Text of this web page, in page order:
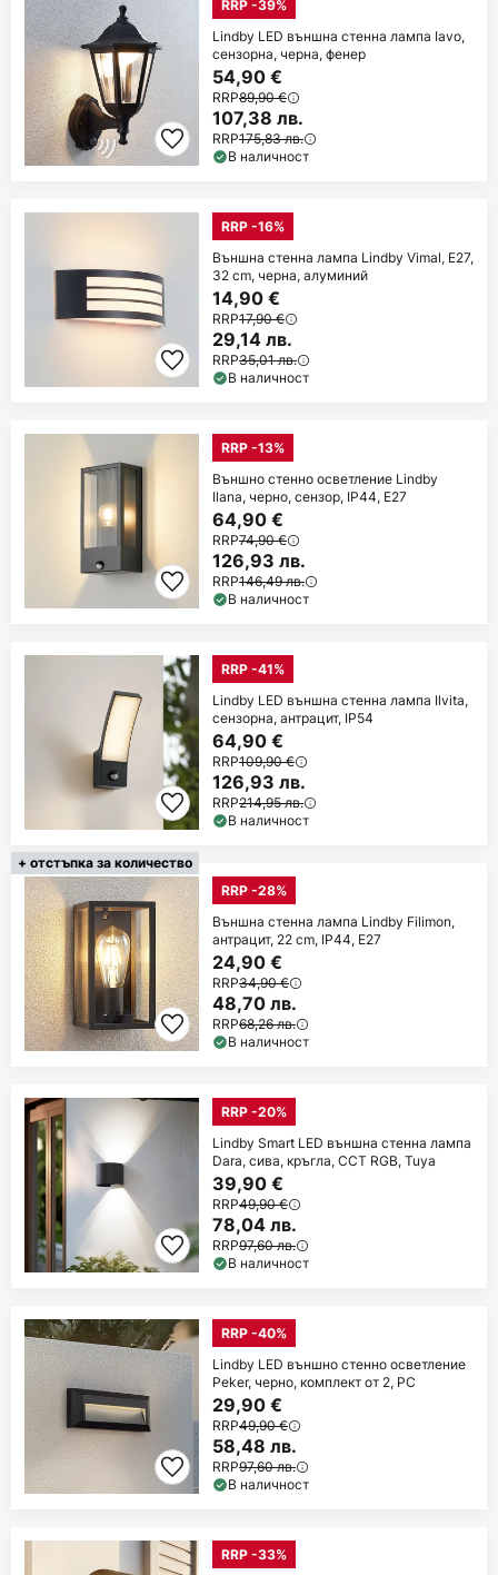
RRP -39%
Lindby LED външна стенна лампа Iavo,
сензорна, черна, фенер
54,90 €
RRP89,90 €
107,38 лв.
RRP175,83 лв.
В наличност
RRP -16%
Външна стенна лампа Lindby Vimal, E27,
32 cm, черна, алуминий
14,90 €
RRP17,90 €
29,14 лв.
RRP35,01 лв.
В наличност
RRP -13%
Външно стенно осветление Lindby
Ilana, черно, сензор, IP44, E27
64,90 €
RRP74,90 €
126,93 лв.
RRP146,49 лв.
В наличност
RRP -41%
Lindby LED външна стенна лампа Ilvita,
сензорна, антрацит, IP54
64,90 €
RRP109,90 €
126,93 лв.
RRP214,95 лв.
В наличност
+ отстъпка за количество
RRP -28%
Външна стенна лампа Lindby Filimon,
антрацит, 22 cm, IP44, E27
24,90 €
RRP34,90 €
48,70 лв.
RRP68,26 лв.
В наличност
RRP -20%
Lindby Smart LED външна стенна лампа
Dara, сива, кръгла, CCT RGB, Tuya
39,90 €
RRP49,90 €
78,04 лв.
RRP97,60 лв.
В наличност
RRP -40%
Lindby LED външно стенно осветление
Peker, черно, комплект от 2, PC
29,90 €
RRP49,90 €
58,48 лв.
RRP97,60 лв.
В наличност
RRP -33%